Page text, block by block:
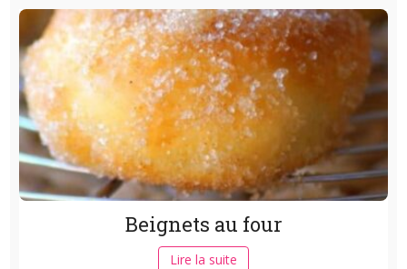
Beignets au four
Lire la suite